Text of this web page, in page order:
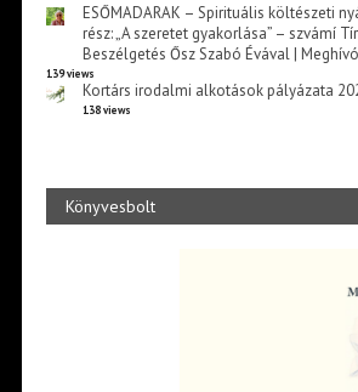
ESŐMADARAK – Spirituális költészeti
rész: „A szeretet gyakorlása” – szvámí
Beszélgetés Ősz Szabó Évával | Meghívó
139 views
Kortárs irodalmi alkotások pályázata
138 views
Könyvesbolt